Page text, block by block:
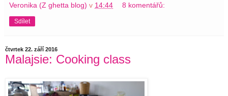
Veronika (Z ghetta blog) v 14:44 8 komentářů:
Sdílet
čtvrtek 22. září 2016
Malajsie: Cooking class